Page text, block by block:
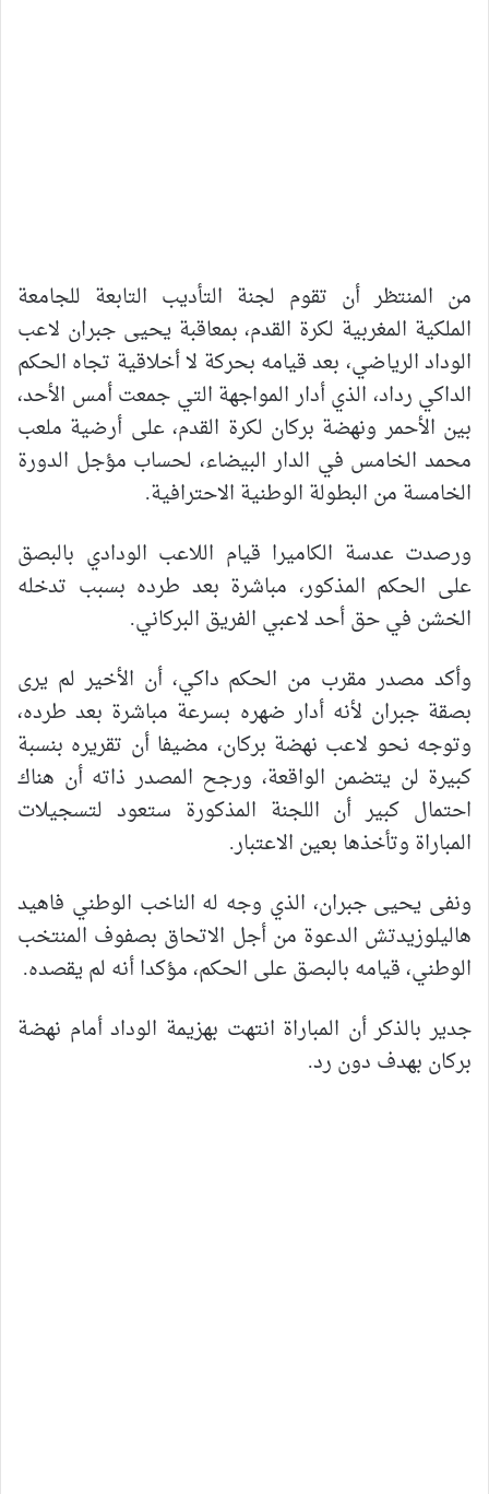
من المنتظر أن تقوم لجنة التأديب التابعة للجامعة
الملكية المغربية لكرة القدم، بمعاقبة يحيى جبران لاعب
الوداد الرياضي، بعد قيامه بحركة لا أخلاقية تجاه الحكم
الداكي رداد، الذي أدار المواجهة التي جمعت أمس الأحد،
بين الأحمر ونهضة بركان لكرة القدم، على أرضية ملعب
محمد الخامس في الدار البيضاء، لحساب مؤجل الدورة
الخامسة من البطولة الوطنية الاحترافية.
ورصدت عدسة الكاميرا قيام اللاعب الودادي بالبصق
على الحكم المذكور، مباشرة بعد طرده بسبب تدخله
الخشن في حق أحد لاعبي الفريق البركاني.
وأكد مصدر مقرب من الحكم داكي، أن الأخير لم يرى
بصقة جبران لأنه أدار ضهره بسرعة مباشرة بعد طرده،
وتوجه نحو لاعب نهضة بركان، مضيفا أن تقريره بنسبة
كبيرة لن يتضمن الواقعة، ورجح المصدر ذاته أن هناك
احتمال كبير أن اللجنة المذكورة ستعود لتسجيلات
المباراة وتأخذها بعين الاعتبار.
ونفى يحيى جبران، الذي وجه له الناخب الوطني فاهيد
هاليلوزيدتش الدعوة من أجل الاتحاق بصفوف المنتخب
الوطني، قيامه بالبصق على الحكم، مؤكدا أنه لم يقصده.
جدير بالذكر أن المباراة انتهت بهزيمة الوداد أمام نهضة
بركان بهدف دون رد.